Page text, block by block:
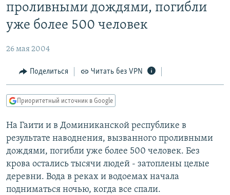
содержанию
Вернутся
главной
Вернутся
поиску
МНЕНИЯ
КАВКАЗ.РЕАЛИИ
СЕВЕР.РЕАЛИИ
РАСПИСАНИЕ ВЕЩАНИЯ
ПОДПИШИТЕСЬ НА РАССЫЛКУ
СОЦИАЛЬНЫЕ СЕТИ
проливными дождями, погибли
уже более 500 человек
26 мая 2004
Поделиться Читать без VPN
Приоритетный источник в Google
На Гаити и в Доминиканской республике в
результате наводнения, вызванного проливными
дождями, погибли уже более 500 человек. Без
крова остались тысячи людей - затоплены целые
деревни. Вода в реках и водоемах начала
подниматься ночью, когда все спали.